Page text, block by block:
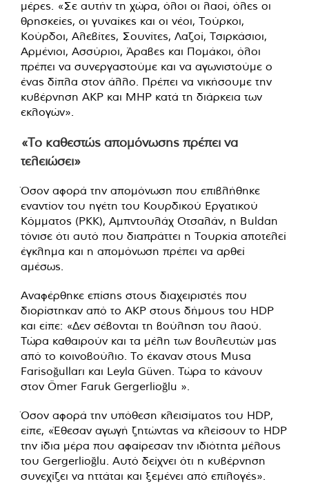
μέρες. «Σε αυτήν τη χώρα, όλοι οι λαοί, όλες οι
θρησκείες, οι γυναίκες και οι νέοι, Τούρκοι,
Κούρδοι, Αλεβίτες, Σουνίτες, Λαζοί, Τσιρκάσιοι,
Αρμένιοι, Ασσύριοι, Άραβες και Πομάκοι, όλοι
πρέπει να συνεργαστούμε και να αγωνιστούμε ο
ένας δίπλα στον άλλο. Πρέπει να νικήσουμε την
κυβέρνηση AKP και MHP κατά τη διάρκεια των
εκλογών».
«Το καθεστώς απομόνωσης πρέπει να
τελειώσει»
Όσον αφορά την απομόνωση που επιβλήθηκε
εναντίον του ηγέτη του Κουρδικού Εργατικού
Κόμματος (ΡΚΚ), Αμπντουλάχ Οτσαλάν, η Buldan
τόνισε ότι αυτό που διαπράττει η Τουρκία αποτελεί
έγκλημα και η απομόνωση πρέπει να αρθεί
αμέσως.
Αναφέρθηκε επίσης στους διαχειριστές που
διορίστηκαν από το ΑΚΡ στους δήμους του HDP
και είπε: «Δεν σέβονται τη βούληση του λαού.
Τώρα καθαιρούν και τα μέλη των βουλευτών μας
από το κοινοβούλιο. Το έκαναν στους Musa
Farisoğulları και Leyla Güven. Τώρα το κάνουν
στον Ömer Faruk Gergerlioğlu ».
Όσον αφορά την υπόθεση κλεισίματος του HDP,
είπε, «Έθεσαν αγωγή ζητώντας να κλείσουν το HDP
την ίδια μέρα που αφαίρεσαν την ιδιότητα μέλους
του Gergerlioğlu. Αυτό δείχνει ότι η κυβέρνηση
συνεχίζει να ηττάται και ξεμένει από επιλογές».